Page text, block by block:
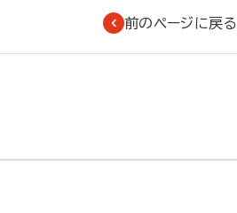
前のページに戻る